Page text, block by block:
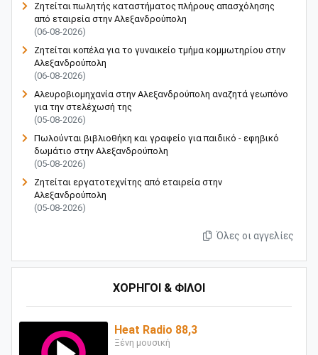
Ζητείται πωλητής καταστήματος πλήρους απασχόλησης
από εταιρεία στην Αλεξανδρούπολη
(06-08-2026)
Ζητείται κοπέλα για το γυναικείο τμήμα κομμωτηρίου στην
Αλεξανδρούπολη
(06-08-2026)
Αλευροβιομηχανία στην Αλεξανδρούπολη αναζητά γεωπόνο
για την στελέχωσή της
(05-08-2026)
Πωλούνται βιβλιοθήκη και γραφείο για παιδικό - εφηβικό
δωμάτιο στην Αλεξανδρούπολη
(05-08-2026)
Ζητείται εργατοτεχνίτης από εταιρεία στην
Αλεξανδρούπολη
(05-08-2026)
Όλες οι αγγελίες
ΧΟΡΗΓΟΙ & ΦΙΛΟΙ
Heat Radio 88,3
Ξένη μουσική